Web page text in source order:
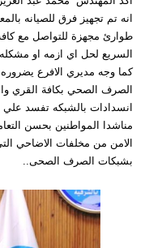
انه تم تجهيز فرق للصيانه
طوارئ مجهزة للتواصل مع كافه
السريع لحل اي ازمه او
كما وجه مديري الافرع
الصرف الصحي بكافة القري
انسدادات بالشبكه تفسد علي
مناشدا المواطنين بحسن
الامن من مخلفات الاضاحي
بشبكات الصرف الصحى..